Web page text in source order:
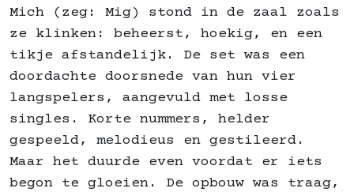
Mich (zeg: Mig) stond in de zaal zoals
ze klinken: beheerst, hoekig, en een
tikje afstandelijk. De set was een
doordachte doorsnede van hun vier
langspelers, aangevuld met losse
singles. Korte nummers, helder
gespeeld, melodieus en gestileerd.
Maar het duurde even voordat er iets
begon te gloeien. De opbouw was traag,